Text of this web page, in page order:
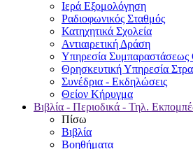
Ιερά Εξομολόγηση
Ραδιοφωνικός Σταθμός
Κατηχητικά Σχολεία
Αντιαιρετική Δράση
Υπηρεσία Συμπαραστάσεως
Θρησκευτική Υπηρεσία
Συνέδρια - Εκδηλώσεις
Θείον Κήρυγμα
Βιβλία - Περιοδικά - Τηλ.
Πίσω
Βιβλία
Βοηθήματα